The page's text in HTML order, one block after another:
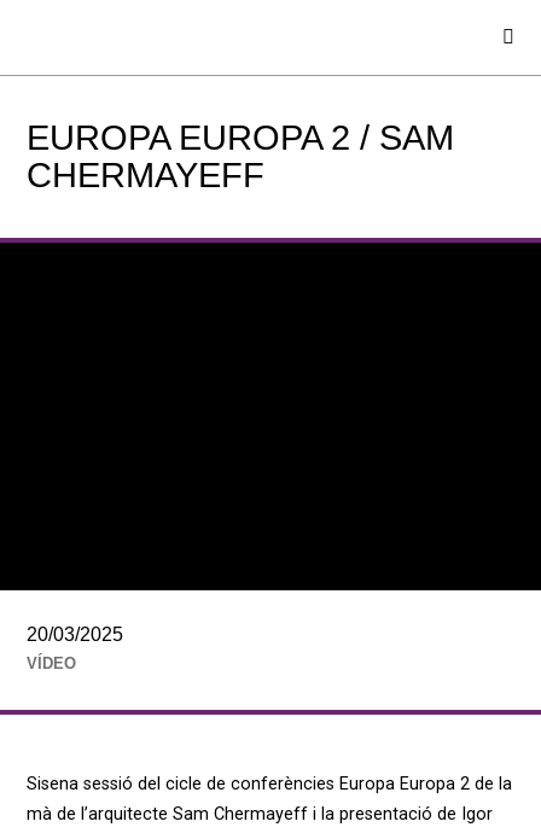
EUROPA EUROPA 2 / SAM
CHERMAYEFF
20/03/2025
VÍDEO
Sisena sessió del cicle de conferències Europa Europa 2 de la
mà de l’arquitecte Sam Chermayeff i la presentació de Igor